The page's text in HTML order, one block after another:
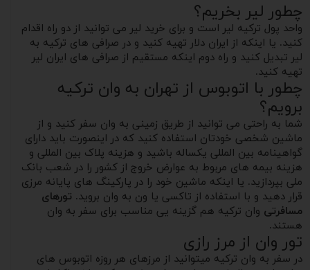
چطور لیر بخریم؟
واحد پول ترکیه لیر است و برای خرید لیر می توانید از دو راه اقدام
کنید. یا اینکه از ایران دلار تهیه کنید و در صرافی های ترکیه به
لیر تبدیل کنید و راه دوم اینکه مستقیم از صرافی های ایران لیر
تهیه کنید.
چطور با اتوبوس از تهران به وان ترکیه
برویم؟
شما به راحتی می توانید از طریق زمینی به وان سفر کنید و از
ماشین شخصی خودتان استفاده کنید که در اینصورت باید دارای
گواهینامه بین المللی یکساله باشید و هزینه پلاک بین المللی و
هزینه بیمه های مربوط به عوارض خروج از کشور را در شعب بانک
ملی بپردازید. یا اینکه ماشین خود را در پارکینگ های پایانه مرزی
قرار دهید و با استفاده از تاکسی یا ون به وان بروید. تورهای
مسافرتی وان ترکیه هم گزینه یی مناسب برای سفر به وان
هستند.
تور وان از مرز رازی
در سفر به وان ترکیه میتوانید از مرزهای هر روزه اتوبوس های